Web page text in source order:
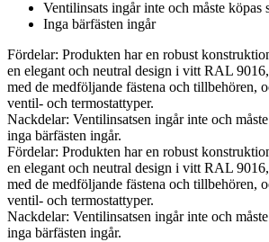
Ventilinsats ingår inte och måste köpas
Inga bärfästen ingår
Fördelar: Produkten har en robust
en elegant och neutral design i vitt RAL
med de medföljande fästena och tillbehören,
ventil- och termostattyper.
Nackdelar: Ventilinsatsen ingår inte och
inga bärfästen ingår.
Fördelar: Produkten har en robust
en elegant och neutral design i vitt RAL
med de medföljande fästena och tillbehören,
ventil- och termostattyper.
Nackdelar: Ventilinsatsen ingår inte och
inga bärfästen ingår.